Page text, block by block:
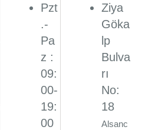
Pzt
.-
Pa
z :
09:
00-
19:
00
Ziya
Göka
lp
Bulva
rı
No:
18
Alsanc